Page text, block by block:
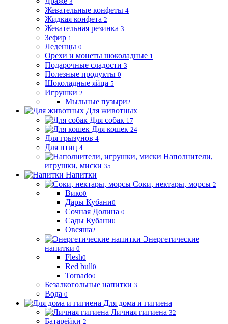
Жевательные конфеты 4
Жидкая конфета 2
Жевательная резинка 3
Зефир 1
Леденцы 0
Орехи и монеты шоколадные 1
Подарочные сладости 3
Полезные продукты 0
Шоколадные яйца 5
Игрушки 2
Мыльные пузыри2
Для животных
Для собак 17
Для кошек 24
Для грызунов 4
Для птиц 4
Наполнители,
игрушки, миски 35
Напитки
Соки, нектары, морсы 2
Вико0
Дары Кубани0
Сочная Долина 0
Сады Кубани0
Овсяша2
Энергетические
напитки 0
Flesh0
Red bull0
Tornado0
Безалкогольные напитки 3
Вода 0
Для дома и гигиена
Личная гигиена 32
Батарейки 2